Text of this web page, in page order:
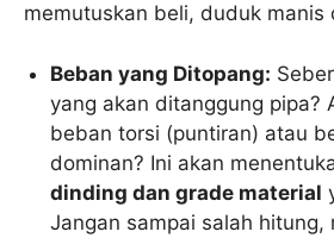
memutuskan beli, duduk manis
Beban yang Ditopang:
yang akan ditanggung pipa?
beban torsi (puntiran) atau
dominan? Ini akan
dinding dan grade material
Jangan sampai salah hitung,